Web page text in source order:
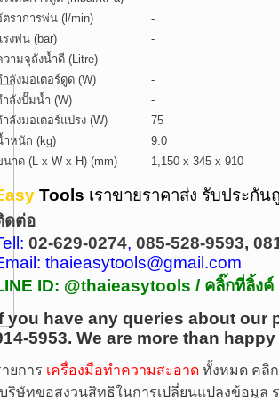
ตราการพ่น (l/min)
-
รงพ่น (bar)
-
วามจุถังน้ำดี (Litre)
-
ำลังมอเตอร์ดูด (W)
-
ำลังปั๊มน้ำ (W)
-
ำลังมอเตอร์แปรง (W)
75
ำหนัก (kg)
9.0
นาด (L x W x H) (mm)
1,150 x 345 x 910
Tools เราขายราคาส่ง รับประกั
ดต่อ
02-629-0274, 085-528-9593,
thaieasytools@gmail.com
ID: @thaieasytools / คลิ๊กที่ลิ้งค์
you have any queries about our
5953. We are more than
ยการ เครื่องมือทำความสะอาด ทั้งหมด คลิก
บริษัทขอสงวนสิทธิในการเปลี่ยนแปลงข้อมูล